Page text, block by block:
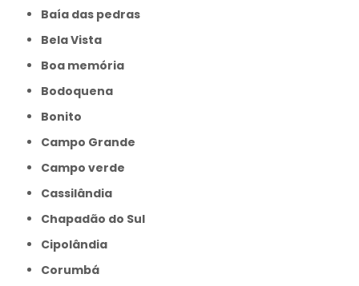
Baía das pedras
Bela Vista
Boa memória
Bodoquena
Bonito
Campo Grande
Campo verde
Cassilândia
Chapadão do Sul
Cipolândia
Corumbá